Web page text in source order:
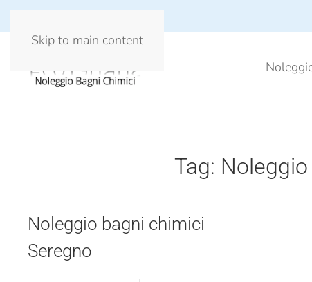
Skip to main content
Tag:
Noleggio bagni chimici
Seregno